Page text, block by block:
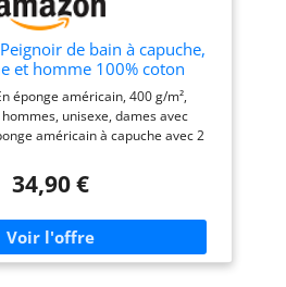
de bain à capuche,
et homme 100% coton
g avec ceinture, poches,
doux, serviette
Azulon L)
éponge américain, 400 g/m²,
unisexe, dames avec
américain à capuche avec 2
ceinture smoking X, doux et
votre taille et vos mesures.
vous garde au sec après la
en machine à 30 °C
34,90 €